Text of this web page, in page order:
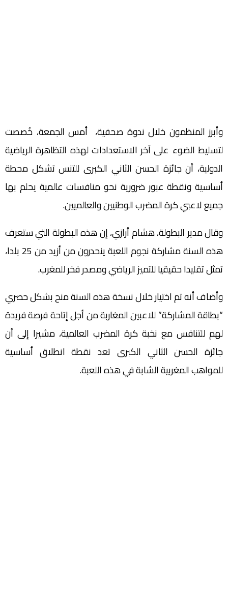
وأبرز المنظمون خلال ندوة صحفية، أمس الجمعة، خُصصت
لتسليط الضوء على آخر الاستعدادات لهذه التظاهرة الرياضية
الدولية، أن جائزة الحسن الثاني الكبرى للتنس تشكل محطة
أساسية ونقطة عبور ضرورية نحو منافسات عالمية يحلم بها
جميع لاعبي كرة المضرب الوطنيين والعالميين.
وقال مدير البطولة، هشام أرازي، إن هذه البطولة التي ستعرف
هذه السنة مشاركة نجوم اللعبة ينحدرون من أزيد من 25 بلدا،
تمثل تقليدا حقيقيا للتميز الرياضي ومصدر فخر للمغرب.
وأضاف أنه تم اختيار خلال نسخة هذه السنة منح بشكل حصري
“بطاقة المشاركة” للاعبين المغاربة من أجل إتاحة فرصة فريدة
لهم للتنافس مع نخبة كرة المضرب العالمية، مشيرا إلى أن
جائزة الحسن الثاني الكبرى تعد نقطة انطلاق أساسية
للمواهب المغربية الشابة في هذه اللعبة.